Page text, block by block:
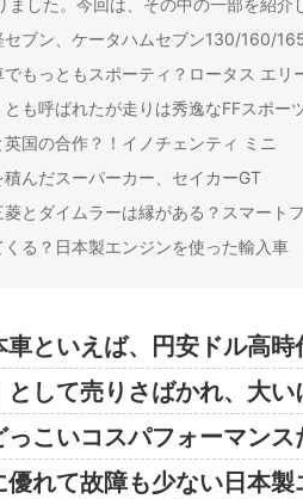
した。今回は、その中の一部を紹介
セブン、ケータハムセブン130/160/
でもっともスポーティ？ロータス エ
とも呼ばれたが走りは秀逸なFFスポー
国の合作？！イノチェンティ ミニ
んだスーパーカー、セイカーGT
とダイムラーは縁がある？スマート
る？日本製エンジンを使った輸入車
といえば、円安ドル高
として売りさばかれ、大
こいコスパフォーマン
優れて故障も少ない日本